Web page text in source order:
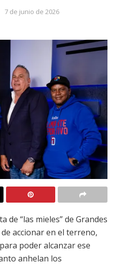
7 de junio de 2026
de “las mieles” de Grandes
accionar en el terreno,
poder alcanzar ese
anhelan los